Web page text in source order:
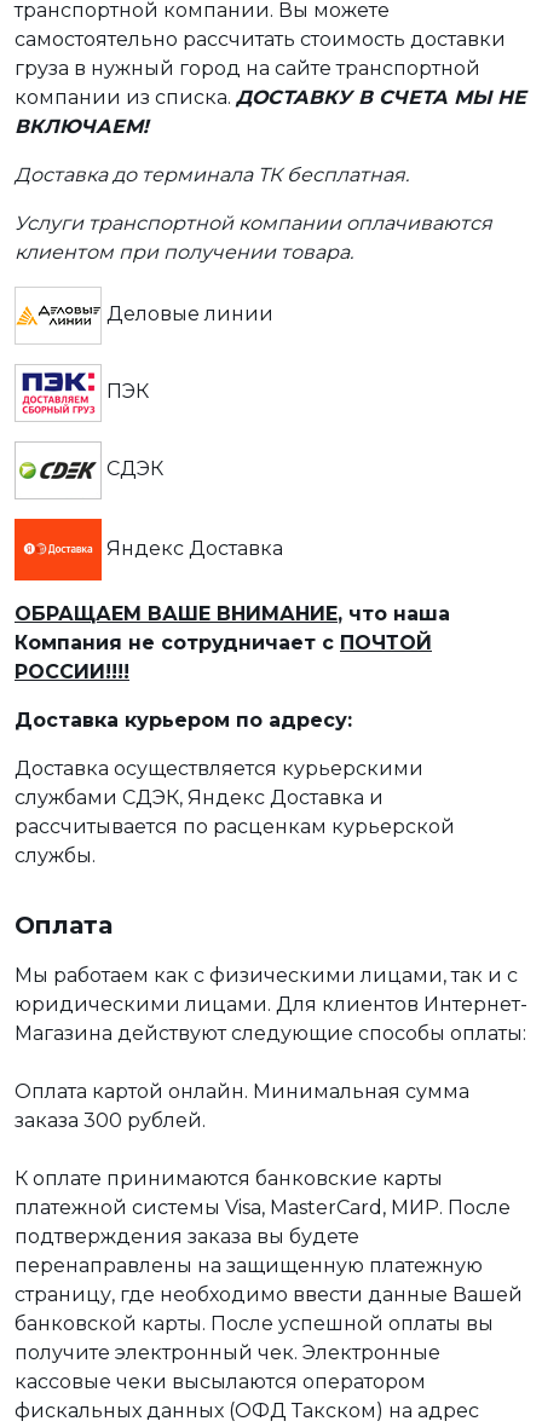
транспортной компании. Вы можете
самостоятельно рассчитать стоимость доставки
груза в нужный город на сайте транспортной
компании из списка. ДОСТАВКУ В СЧЕТА МЫ НЕ
ВКЛЮЧАЕМ!
Доставка до терминала ТК бесплатная.
Услуги транспортной компании оплачиваются
клиентом при получении товара.
Деловые линии
ПЭК
СДЭК
Яндекс Доставка
ОБРАЩАЕМ ВАШЕ ВНИМАНИЕ, что наша
Компания не сотрудничает с ПОЧТОЙ
РОССИИ!!!!
Доставка курьером по адресу:
Доставка осуществляется курьерскими
службами СДЭК, Яндекс Доставка и
рассчитывается по расценкам курьерской
службы.
Оплата
Мы работаем как с физическими лицами, так и с
юридическими лицами. Для клиентов Интернет-
Магазина действуют следующие способы оплаты:
Оплата картой онлайн. Минимальная сумма
заказа 300 рублей.
К оплате принимаются банковские карты
платежной системы Visa, MasterCard, МИР. После
подтверждения заказа вы будете
перенаправлены на защищенную платежную
страницу, где необходимо ввести данные Вашей
банковской карты. После успешной оплаты вы
получите электронный чек. Электронные
кассовые чеки высылаются оператором
фискальных данных (ОФД Такском) на адрес